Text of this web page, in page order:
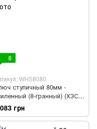
8
WHS8080
ступичный 80мм -
(8-гранный) (ХЗСО)
грн